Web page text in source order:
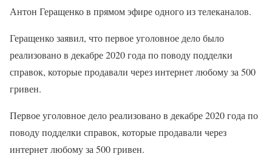
Антон Геращенко в прямом эфире одного из телеканалов.
Геращенко заявил, что первое уголовное дело было
реализовано в декабре 2020 года по поводу подделки
справок, которые продавали через интернет любому за 500
гривен.
Первое уголовное дело реализовано в декабре 2020 года по
поводу подделки справок, которые продавали через
интернет любому за 500 гривен.